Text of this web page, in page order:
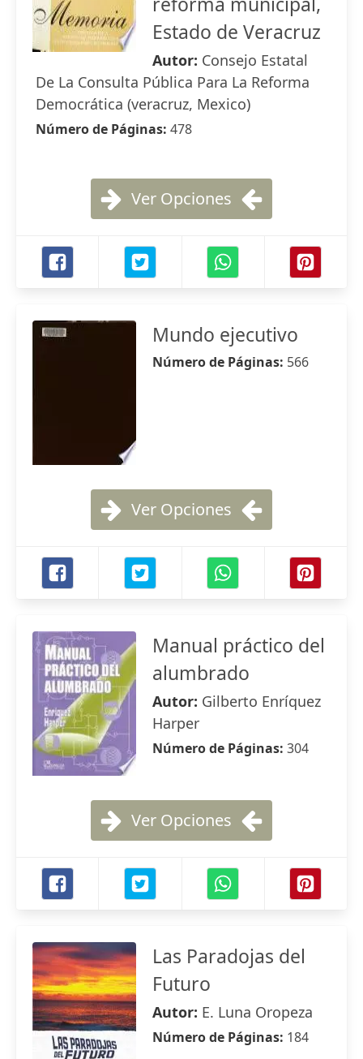
Estado de Veracruz
Autor: Consejo Estatal
De La Consulta Pública Para La Reforma
Democrática (veracruz, Mexico)
Número de Páginas: 478
Ver Opciones
Mundo ejecutivo
Número de Páginas: 566
Ver Opciones
Manual práctico del
alumbrado
Autor: Gilberto Enríquez
Harper
Número de Páginas: 304
Ver Opciones
Las Paradojas del
Futuro
Autor: E. Luna Oropeza
Número de Páginas: 184